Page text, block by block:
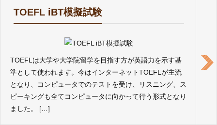
TOEFL iBT模擬試験
TOEFLは大学や大学院留学を目指す方が英語力を示す基
準として使われます。今はインターネットTOEFLが主流
となり、コンピュータでのテストを受け、リスニング、ス
ピーキングも全てコンピュータに向かって行う形式となり
ました。 […]